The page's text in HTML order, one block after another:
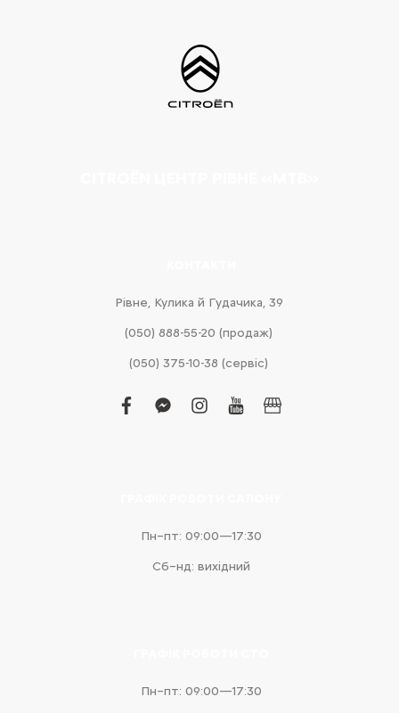
Рівне, Кулика й Гудачика, 39
(050) 888-55-20 (продаж)
(050) 375-10-38 (сервіс)
facebook
facebook-
instagram
youtubebusiness
Пн–пт: 09:00—17:30
Сб–нд: вихідний
Пн–пт: 09:00—17:30